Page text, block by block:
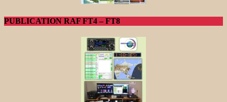
PUBLICATION RAF FT4 – FT8